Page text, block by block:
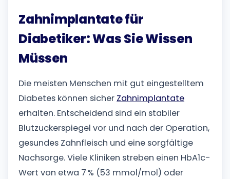
Zahnimplantate für
Diabetiker: Was Sie Wissen
Müssen
Die meisten Menschen mit gut eingestelltem
Diabetes können sicher Zahnimplantate
erhalten. Entscheidend sind ein stabiler
Blutzuckerspiegel vor und nach der Operation,
gesundes Zahnfleisch und eine sorgfältige
Nachsorge. Viele Kliniken streben einen HbA1c-
Wert von etwa 7 % (53 mmol/mol) oder